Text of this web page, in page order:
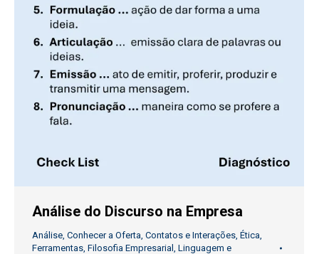
Análise do Discurso na Empresa
Análise Conhecer a Oferta Contatos e Interações Ética
Ferramentas Filosofia Empresarial
Linguagem e